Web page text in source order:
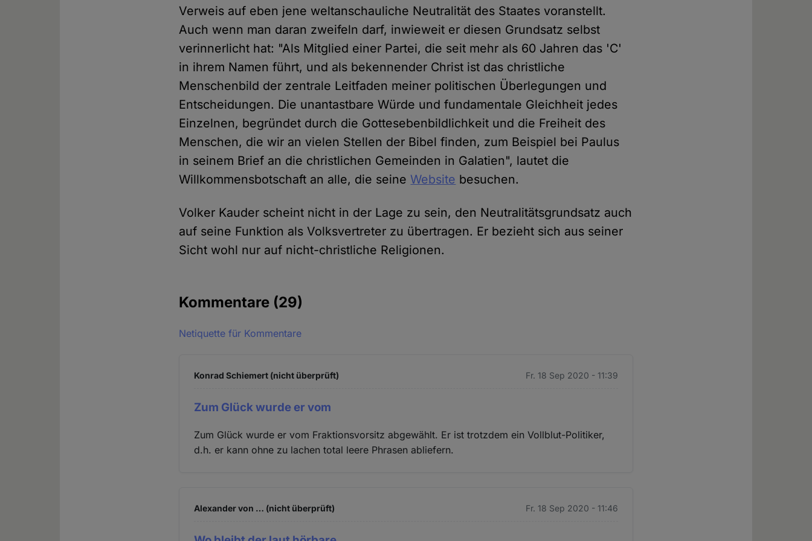
Verweis auf eben jene weltanschauliche Neutralität des Staates voranstellt.
Auch wenn man daran zweifeln darf, inwieweit er diesen Grundsatz selbst
verinnerlicht hat: "Als Mitglied einer Partei, die seit mehr als 60 Jahren das 'C'
in ihrem Namen führt, und als bekennender Christ ist das christliche
Menschenbild der zentrale Leitfaden meiner politischen Überlegungen und
Entscheidungen. Die unantastbare Würde und fundamentale Gleichheit jedes
Einzelnen, begründet durch die Gottesebenbildlichkeit und die Freiheit des
Menschen, die wir an vielen Stellen der Bibel finden, zum Beispiel bei Paulus
in seinem Brief an die christlichen Gemeinden in Galatien", lautet die
Willkommensbotschaft an alle, die seine Website besuchen.
Volker Kauder scheint nicht in der Lage zu sein, den Neutralitätsgrundsatz auch
auf seine Funktion als Volksvertreter zu übertragen. Er bezieht sich aus seiner
Sicht wohl nur auf nicht-christliche Religionen.
Kommentare (29)
Netiquette für Kommentare
Konrad Schiemert (nicht überprüft) Fr. 18 Sep 2020 - 11:39
Zum Glück wurde er vom
Zum Glück wurde er vom Fraktionsvorsitz abgewählt. Er ist trotzdem ein Vollblut-Politiker,
d.h. er kann ohne zu lachen total leere Phrasen abliefern.
Alexander von … (nicht überprüft) Fr. 18 Sep 2020 - 11:46